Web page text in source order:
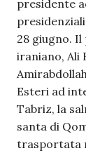
presidente
28 giugno.
iraniano, Ali
Esteri ad
Tabriz, la
santa di
trasportata